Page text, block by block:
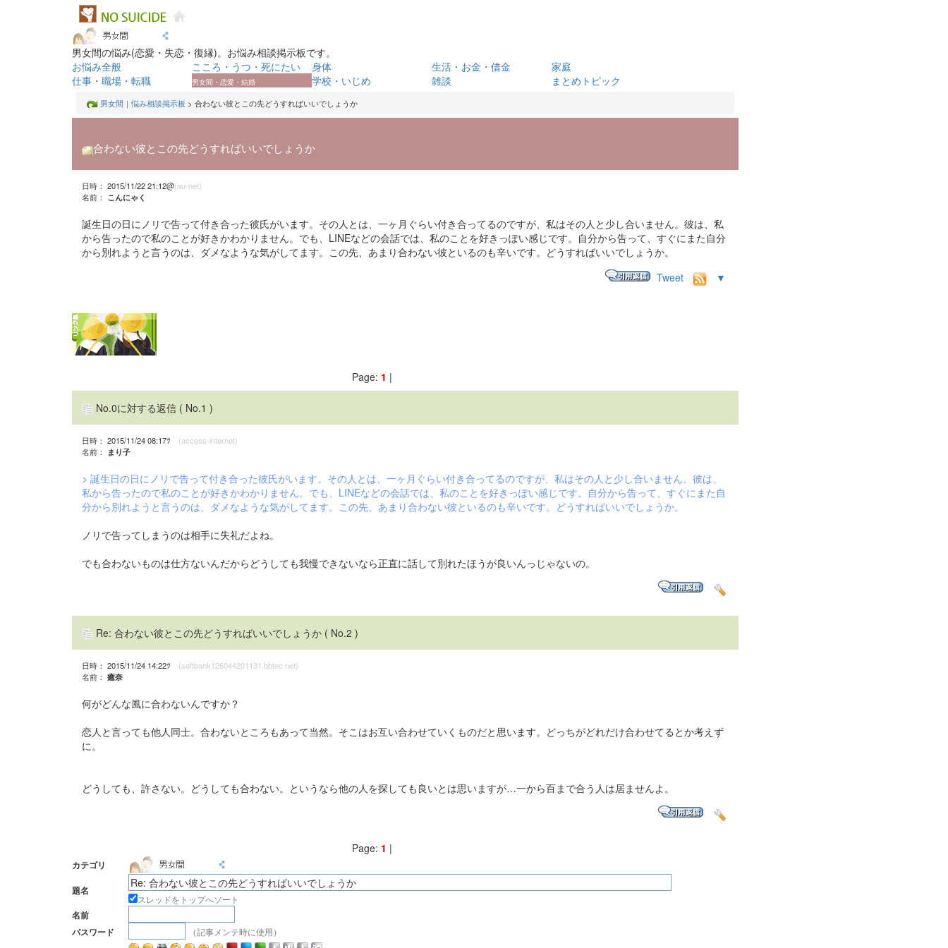
男女間の悩み(恋愛・失恋・復縁)。お悩み相談掲示板です。
お悩み全般
こころ・うつ・死にたい 身体 生活・お金・借金
家庭
仕事・職場・転職
男女間・恋愛・結婚 学校・いじめ 雑談 まとめトピック
男女間｜悩み相談掲示板 > 合わない彼とこの先どうすればいいでしょうか
合わない彼とこの先どうすればいいでしょうか
日時： 2015/11/22 21:12@(au-net)
名前： こんにゃく
誕生日の日にノリで告って付き合った彼氏がいます。その人とは、一ヶ月ぐらい付き合ってるのですが、私はその人と少し合いません。彼は、私
から告ったので私のことが好きかわかりません。でも、LINEなどの会話では、私のことを好きっぽい感じです。自分から告って、すぐにまた自分
から別れようと言うのは、ダメなような気がしてます。この先、あまり合わない彼といるのも辛いです。どうすればいいでしょうか。
Tweet
▼
Page: 1 |
No.0に対する返信 ( No.1 )
日時： 2015/11/24 08:17ﾂ (access-internet)
名前：
まり子
> 誕生日の日にノリで告って付き合った彼氏がいます。その人とは、一ヶ月ぐらい付き合ってるのですが、私はその人と少し合いません。彼は、
私から告ったので私のことが好きかわかりません。でも、LINEなどの会話では、私のことを好きっぽい感じです。自分から告って、すぐにまた自
分から別れようと言うのは、ダメなような気がしてます。この先、あまり合わない彼といるのも辛いです。どうすればいいでしょうか。
ノリで告ってしまうのは相手に失礼だよね。
でも合わないものは仕方ないんだからどうしても我慢できないなら正直に話して別れたほうが良いんっじゃないの。
Re: 合わない彼とこの先どうすればいいでしょうか ( No.2 )
日時： 2015/11/24 14:22ﾂ (softbank126044201131.bbtec.net)
名前： 癒奈
何がどんな風に合わないんですか？
恋人と言っても他人同士。合わないところもあって当然。そこはお互い合わせていくものだと思います。どっちがどれだけ合わせてるとか考えず
に。
どうしても、許さない。どうしても合わない。というなら他の人を探しても良いとは思いますが…一から百まで合う人は居ませんよ。
Page: 1 |
カテゴリ
題名
スレッドをトップへソート
名前
パスワード
（記事メンテ時に使用）